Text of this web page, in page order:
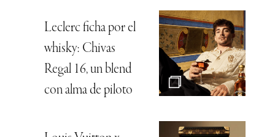
Leclerc ficha por el
whisky: Chivas
Regal 16, un blend
con alma de piloto